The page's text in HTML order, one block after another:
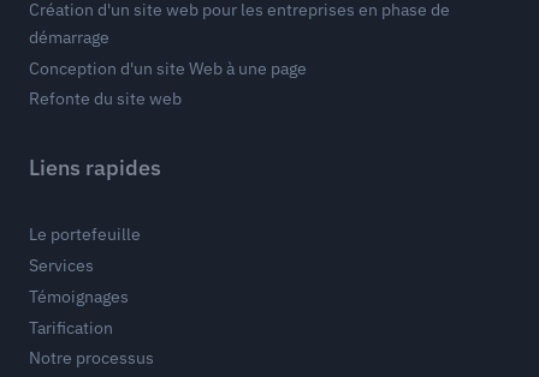
Création d'un site web pour les entreprises en phase de
démarrage
Conception d'un site Web à une page
Refonte du site web
Liens rapides
Le portefeuille
Services
Témoignages
Tarification
Notre processus